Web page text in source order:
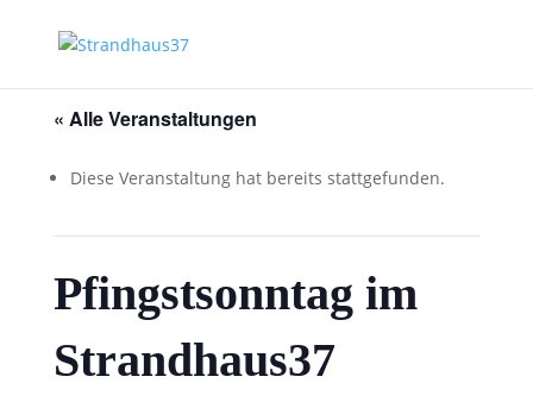
« Alle Veranstaltungen
Diese Veranstaltung hat bereits stattgefunden.
Pfingstsonntag im
Strandhaus37